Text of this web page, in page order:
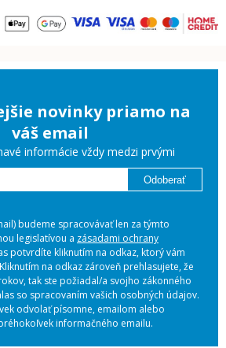
novinky priamo na
váš email
informácie vždy medzi prvými
Odoberať
budeme spracovávať len za týmto
legislatívou a zásadami ochrany
potvrdíte kliknutím na odkaz, ktorý vám
na odkaz zároveň prehlasujete, že
tak ste požiadal/a svojho zákonného
so spracovaním vašich osobných údajov.
odvolať písomne, emailom alebo
informačného emailu.